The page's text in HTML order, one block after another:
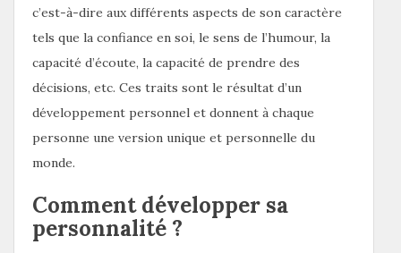
c’est-à-dire aux différents aspects de son caractère
tels que la confiance en soi, le sens de l’humour, la
capacité d’écoute, la capacité de prendre des
décisions, etc. Ces traits sont le résultat d’un
développement personnel et donnent à chaque
personne une version unique et personnelle du
monde.
Comment développer sa
personnalité ?